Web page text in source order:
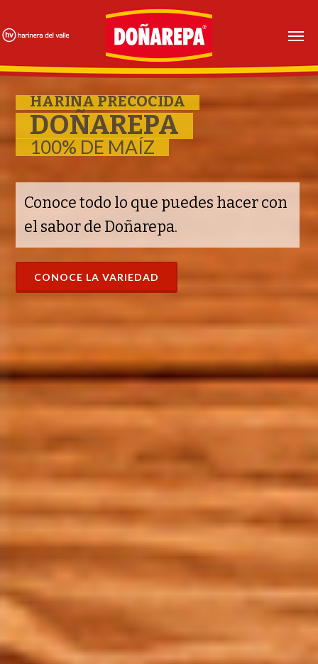
to
content
HARINA PRECOCIDA
DOÑAREPA
100% DE MAÍZ
Conoce todo lo que puedes hacer con
el sabor de Doñarepa.
CONOCE LA VARIEDAD